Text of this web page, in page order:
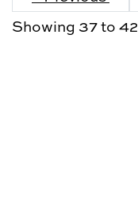
Showing 37 to 42